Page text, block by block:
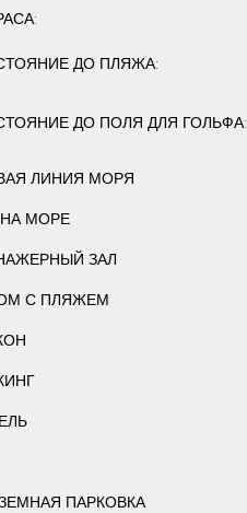
ДО ПЛЯЖА:
ДО ПОЛЯ ДЛЯ ГОЛЬФА:
ЛИНИЯ МОРЯ
МОРЕ
ЗАЛ
С ПЛЯЖЕМ
ПАРКОВКА